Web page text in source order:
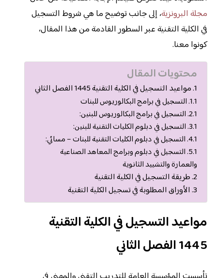
مجلة البرونزية، إلى جانب توضيح ما هي شروط التسجيل
في الكلية التقنية عبر السطور القادمة من هذا المقال،
كونوا معنا.
محتويات المقال
مواعيد التسجيل في الكلية التقنية 1445 الفصل الثاني
التسجيل في برامج البكالوريوس للبنات
التسجيل في برامج البكالوريوس للبنين:
التسجيل في دبلوم الكليات التقنية للبنين:
التسجيل في دبلوم الكليات التقنية للبنات – مسائي:
التسجيل في دبلوم وبرامج المعاهد الصناعية
والعمارة والتشييد الثانوية
طريقة التسجيل في الكلية التقنية
الأوراق المطلوبة في تسجيل الكلية التقنية
مواعيد التسجيل في الكلية التقنية
1445 الفصل الثاني